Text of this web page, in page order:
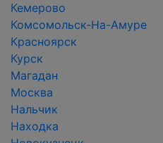
Кемерово
Комсомольск-На-Амуре
Красноярск
Курск
Магадан
Москва
Нальчик
Находка